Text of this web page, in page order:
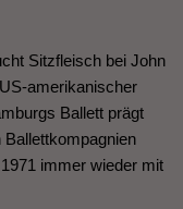
Sitzfleisch bei John
amerikanischer
Ballett prägt
immer wieder mit